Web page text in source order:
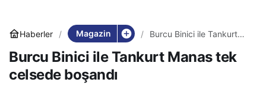
Haberler Magazin
Burcu Binici ile Tankurt
boşandı
Burcu Binici ile Tankurt Manas tek
celsede boşandı